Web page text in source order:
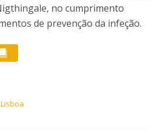
no cumprimento
de prevenção da infeção.